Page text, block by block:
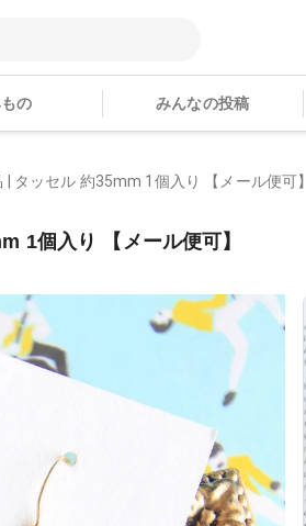
の みんなの投稿
タッセル 約35mm 1個入り 【メール便可】
1個入り 【メール便可】